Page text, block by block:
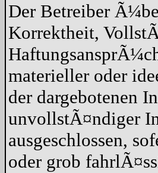
Der Betreiber
Korrektheit,
materieller oder
der dargebotenen
unvollstÃ¤ndiger
ausgeschlossen,
oder grob